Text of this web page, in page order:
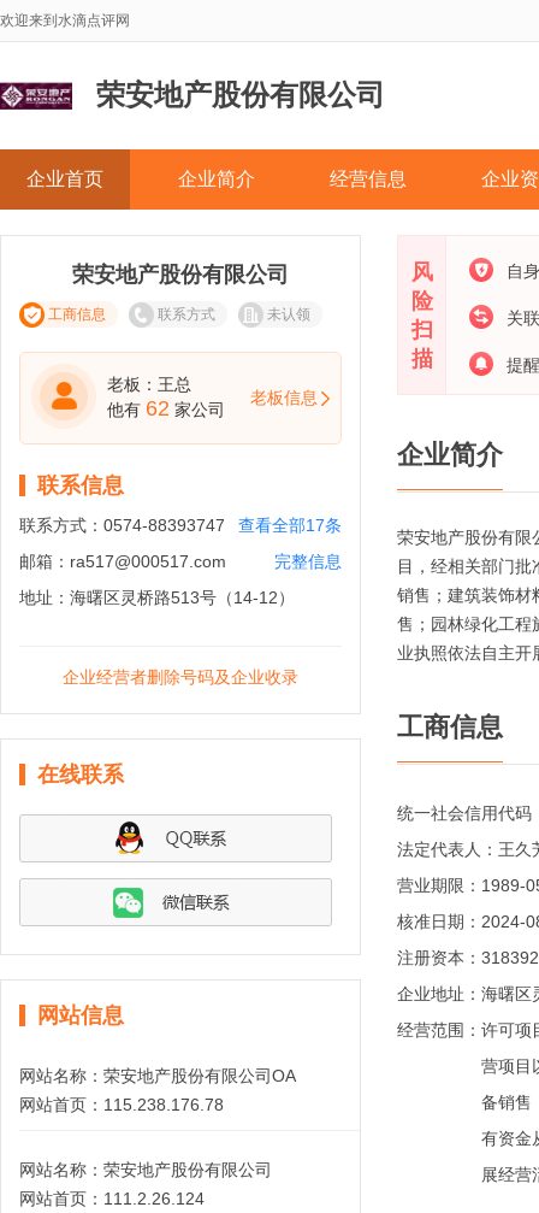
欢迎来到水滴点评网
荣安地产股份有限公司
企业首页 企业简介 经营信息 企业
荣安地产股份有限公司
工商信息 联系方式 未认领
老板：王总
他有 62 家公司
老板信息
联系信息
联系方式： 0574-88393747
查看全部17条
邮箱： ra517@000517.com
完整信息
地址： 海曙区灵桥路513号（14-12）
企业经营者删除号码及企业收录
在线联系
网站信息
网站名称： 荣安地产股份有限公司OA
网站首页： 115.238.176.78
网站名称： 荣安地产股份有限公司
网站首页： 111.2.26.124
风
险
扫
描
自
关
提
企业简介
荣安地产股份有限
目，经相关部门
销售；建筑装饰材
售；园林绿化工程
业执照依法自主开
工商信息
统一社会信用代码
法定代表人： 王久
营业期限： 1989-
核准日期： 2024-
注册资本：
企业地址： 海曙区
经营范围： 许可项
营项目
备销售
有资金
展经营